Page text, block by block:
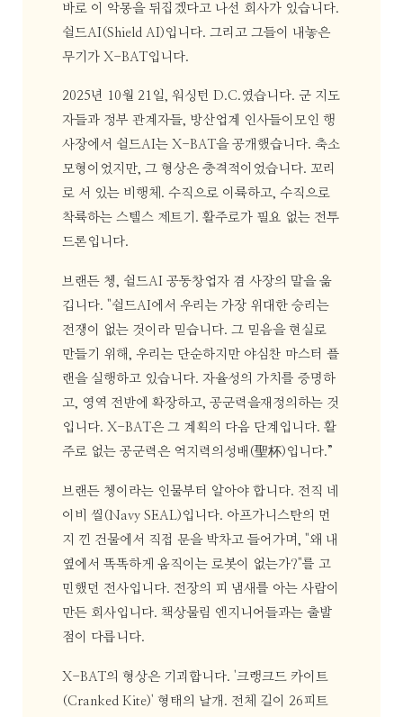
바로 이 악몽을 뒤집겠다고 나선 회사가 있습니다.
쉴드AI(Shield AI)입니다. 그리고 그들이 내놓은
무기가 X-BAT입니다.
2025년 10월 21일, 워싱턴 D.C.였습니다. 군 지도
자들과 정부 관계자들, 방산업계 인사들이모인 행
사장에서 쉴드AI는 X-BAT을 공개했습니다. 축소
모형이었지만, 그 형상은 충격적이었습니다. 꼬리
로 서 있는 비행체. 수직으로 이륙하고, 수직으로
착륙하는 스텔스 제트기. 활주로가 필요 없는 전투
드론입니다.
브랜든 쳉, 쉴드AI 공동창업자 겸 사장의 말을 옮
깁니다. "쉴드AI에서 우리는 가장 위대한 승리는
전쟁이 없는 것이라 믿습니다. 그 믿음을 현실로
만들기 위해, 우리는 단순하지만 야심찬 마스터 플
랜을 실행하고 있습니다. 자율성의 가치를 증명하
고, 영역 전반에 확장하고, 공군력을재정의하는 것
입니다. X-BAT은 그 계획의 다음 단계입니다. 활
주로 없는 공군력은 억지력의성배(聖杯)입니다.”
브랜든 쳉이라는 인물부터 알아야 합니다. 전직 네
이비 씰(Navy SEAL)입니다. 아프가니스탄의 먼
지 낀 건물에서 직접 문을 박차고 들어가며, "왜 내
옆에서 똑똑하게 움직이는 로봇이 없는가?"를 고
민했던 전사입니다. 전장의 피 냄새를 아는 사람이
만든 회사입니다. 책상물림 엔지니어들과는 출발
점이 다릅니다.
X-BAT의 형상은 기괴합니다. '크랭크드 카이트
(Cranked Kite)' 형태의 날개. 전체 길이 26피트